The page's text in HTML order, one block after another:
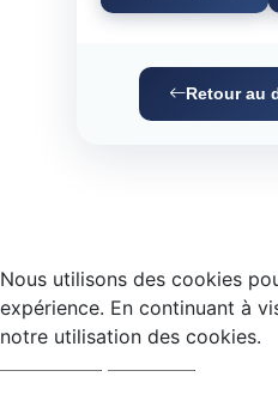
Retour au
Nous utilisons des cookies
expérience. En continuant à
notre utilisation des cookies.